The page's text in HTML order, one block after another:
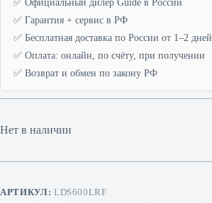
✅ Официальный дилер Guide в России
✅ Гарантия + сервис в РФ
✅ Бесплатная доставка по России от 1–2 дней
✅ Оплата: онлайн, по счёту, при получении
✅ Возврат и обмен по закону РФ
Нет в наличии
АРТИКУЛ: LDS600LRF